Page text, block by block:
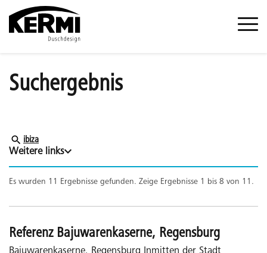
Suchergebnis
ibiza
Weitere links
Es wurden 11 Ergebnisse gefunden. Zeige Ergebnisse 1 bis 8 von 11.
Referenz Bajuwarenkaserne, Regensburg